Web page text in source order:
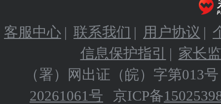
客服中心 | 联系我们 | 用户协议 |
信息保护指引
| 家长
（署）网出证（皖）字第013号
20261061号
京ICP备